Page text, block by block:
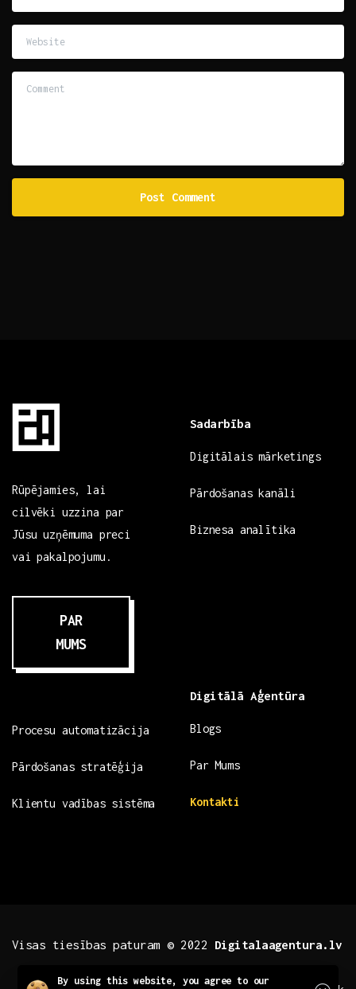
Website
Rūpējamies, lai
cilvēki uzzina par
Jūsu uzņēmuma preci
vai pakalpojumu.
PAR
MUMS
Sadarbība
Digitālais mārketings
Pārdošanas kanāli
Biznesa analītika
Procesu automatizācija
Pārdošanas stratēģija
Klientu vadības sistēma
Digitālā Aģentūra
Blogs
Par Mums
Kontakti
Visas tiesības paturam © 2022 Digitalaagentura.lv
By using this website, you agree to our Close